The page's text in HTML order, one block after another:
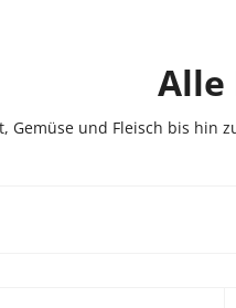
Alle
Gemüse und Fleisch bis hin